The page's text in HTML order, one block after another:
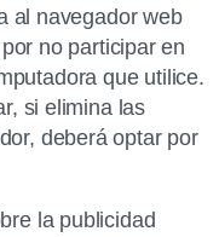
al navegador web
no participar en
que utilice.
si elimina las
deberá optar por
la publicidad